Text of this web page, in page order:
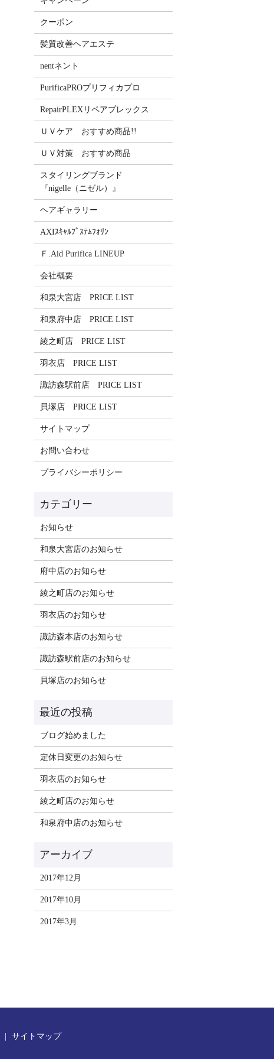
クーポン
髪質改善ヘアエステ
nentネント
PurificaPROプリフィカプロ
RepairPLEXリペアプレックス
ＵＶケア おすすめ商品!!
ＵＶ対策 おすすめ商品
スタイリングブランド
『nigelle（ニゼル）』
ヘアギャラリー
AXIｽｷｬﾙﾌﾟｽﾃﾑﾌｫﾘﾝ
Ｆ.Aid Purifica LINEUP
会社概要
和泉大宮店 PRICE LIST
和泉府中店 PRICE LIST
綾之町店 PRICE LIST
羽衣店 PRICE LIST
諏訪森駅前店 PRICE LIST
貝塚店 PRICE LIST
サイトマップ
お問い合わせ
プライバシーポリシー
お知らせ
和泉大宮店のお知らせ
府中店のお知らせ
綾之町店のお知らせ
羽衣店のお知らせ
諏訪森本店のお知らせ
諏訪森駅前店のお知らせ
貝塚店のお知らせ
ブログ始めました
定休日変更のお知らせ
羽衣店のお知らせ
綾之町店のお知らせ
和泉府中店のお知らせ
2017年12月
2017年10月
2017年3月
サイトマップ